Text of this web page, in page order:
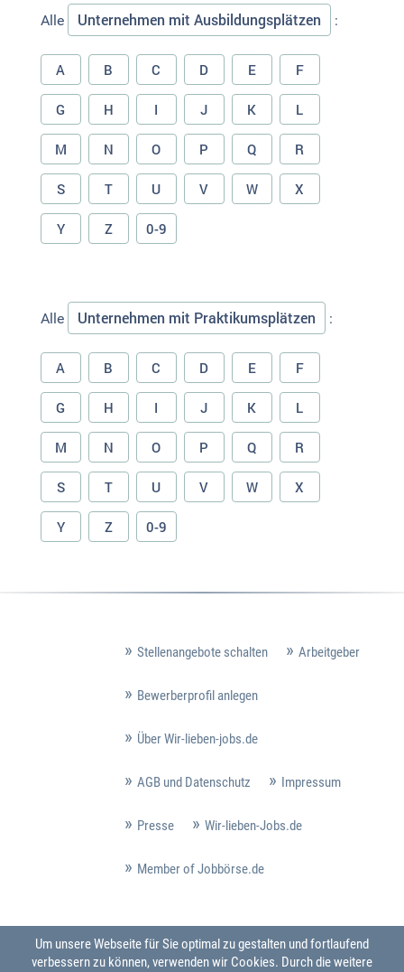
Alle Unternehmen mit Ausbildungsplätzen :
A B C D E F
G H I J K L
M N O P Q R
S T U V W X
Y Z 0-9
Alle Unternehmen mit Praktikumsplätzen :
A B C D E F
G H I J K L
M N O P Q R
S T U V W X
Y Z 0-9
Stellenangebote schalten Arbeitgeber
Bewerberprofil anlegen
Über Wir-lieben-jobs.de
AGB und Datenschutz Impressum
Presse Wir-lieben-Jobs.de
Member of Jobbörse.de
Um unsere Webseite für Sie optimal zu gestalten und fortlaufend
verbessern zu können, verwenden wir Cookies. Durch die weitere